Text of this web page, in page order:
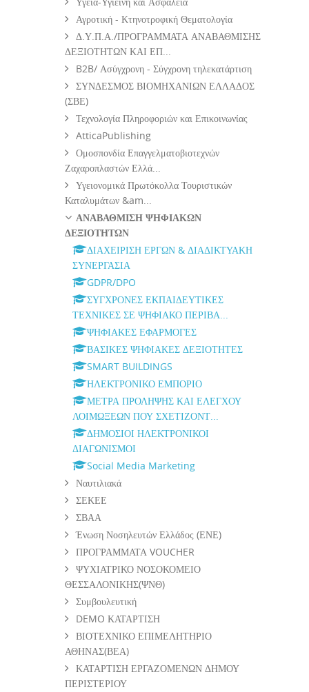
Αγροτική - Κτηνοτροφική Θεματολογία
Δ.Υ.Π.Α./ΠΡΟΓΡΑΜΜΑΤΑ ΑΝΑΒΑΘΜΙΣΗΣ
ΔΕΞΙΟΤΗΤΩΝ ΚΑΙ ΕΠ...
B2B/ Ασύγχρονη - Σύγχρονη τηλεκατάρτιση
ΣΥΝΔΕΣΜΟΣ ΒΙΟΜΗΧΑΝΙΩΝ ΕΛΛΑΔΟΣ
(ΣΒΕ)
Τεχνολογία Πληροφοριών και Επικοινωνίας
AtticaPublishing
Ομοσπονδία Επαγγελματοβιοτεχνών
Ζαχαροπλαστών Ελλά...
Υγειονομικά Πρωτόκολλα Τουριστικών
Καταλυμάτων &am...
ΑΝΑΒΑΘΜΙΣΗ ΨΗΦΙΑΚΩΝ
ΔΕΞΙΟΤΗΤΩΝ
ΔΙΑΧΕΙΡΙΣΗ ΕΡΓΩΝ & ΔΙΑΔΙΚΤΥΑΚΗ
ΣΥΝΕΡΓΑΣΙΑ
GDPR/DPO
ΣΥΓΧΡΟΝΕΣ ΕΚΠΑΙΔΕΥΤΙΚΕΣ
ΤΕΧΝΙΚΕΣ ΣΕ ΨΗΦΙΑΚΟ ΠΕΡΙΒΑ...
ΨΗΦΙΑΚΕΣ ΕΦΑΡΜΟΓΕΣ
ΒΑΣΙΚΕΣ ΨΗΦΙΑΚΕΣ ΔΕΞΙΟΤΗΤΕΣ
SMART BUILDINGS
ΗΛΕΚΤΡΟΝΙΚΟ ΕΜΠΟΡΙΟ
ΜΕΤΡΑ ΠΡΟΛΗΨΗΣ ΚΑΙ ΕΛΕΓΧΟΥ
ΛΟΙΜΩΞΕΩΝ ΠΟΥ ΣΧΕΤΙΖΟΝΤ...
ΔΗΜΟΣΙΟΙ ΗΛΕΚΤΡΟΝΙΚΟΙ
ΔΙΑΓΩΝΙΣΜΟΙ
Social Media Marketing
Ναυτιλιακά
ΣΕΚΕΕ
ΣΒΑΑ
Ένωση Νοσηλευτών Ελλάδος (ΕΝΕ)
ΠΡΟΓΡΑΜΜΑΤΑ VOUCHER
ΨΥΧΙΑΤΡΙΚΟ ΝΟΣΟΚΟΜΕΙΟ
ΘΕΣΣΑΛΟΝΙΚΗΣ(ΨΝΘ)
Συμβουλευτική
DEMO ΚΑΤΑΡΤΙΣΗ
ΒΙΟΤΕΧΝΙΚΟ ΕΠΙΜΕΛΗΤΗΡΙΟ
ΑΘΗΝΑΣ(ΒΕΑ)
ΚΑΤΑΡΤΙΣΗ ΕΡΓΑΖΟΜΕΝΩΝ ΔΗΜΟΥ
ΠΕΡΙΣΤΕΡΙΟΥ